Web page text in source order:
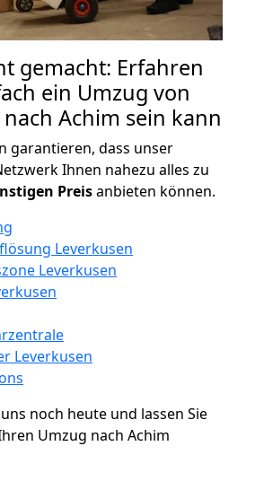
gemacht: Erfahren
ein Umzug von
Achim sein kann
garantieren, dass unser
Ihnen nahezu alles zu
Preisanbieten können.
Leverkusen
Leverkusen
Leverkusen
noch heute und lassen Sie
Umzug nach Achim